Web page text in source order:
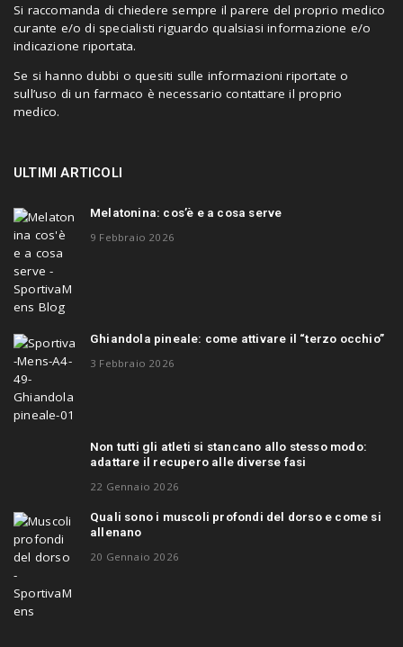
Si raccomanda di chiedere sempre il parere del proprio medico
curante e/o di specialisti riguardo qualsiasi informazione e/o
indicazione riportata.
Se si hanno dubbi o quesiti sulle informazioni riportate o
sull’uso di un farmaco è necessario contattare il proprio
medico.
ULTIMI ARTICOLI
Melatonina: cos’è e a cosa serve
9 Febbraio 2026
Ghiandola pineale: come attivare il “terzo occhio”
3 Febbraio 2026
Non tutti gli atleti si stancano allo stesso modo:
adattare il recupero alle diverse fasi
22 Gennaio 2026
Quali sono i muscoli profondi del dorso e come si
allenano
20 Gennaio 2026